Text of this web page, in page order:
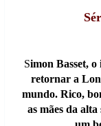
Simon Basset,
retornar a
mundo. Rico,
as mães da